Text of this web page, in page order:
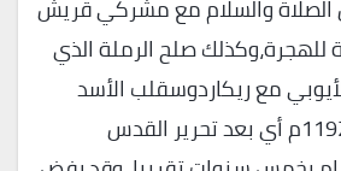
الصلاة والسلام مع مشركي قريش
صلح الرملة الذي
مع ريكاردوسقلب الأسد
ملك بريطانيا عام 1192م أي بعد تحرير القدس